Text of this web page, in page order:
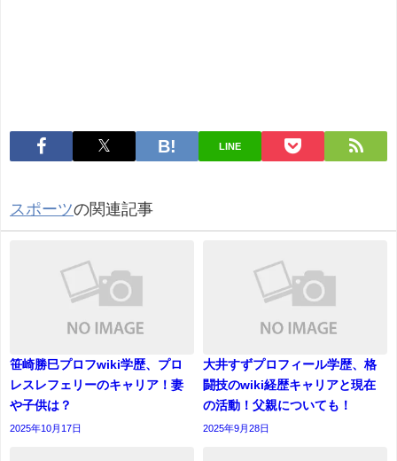
LINE
スポーツの関連記事
笹崎勝巳プロフwiki学歴、プロ
レスレフェリーのキャリア！妻
や子供は？
2025年10月17日
大井すずプロフィール学歴、格
闘技のwiki経歴キャリアと現在
の活動！父親についても！
2025年9月28日